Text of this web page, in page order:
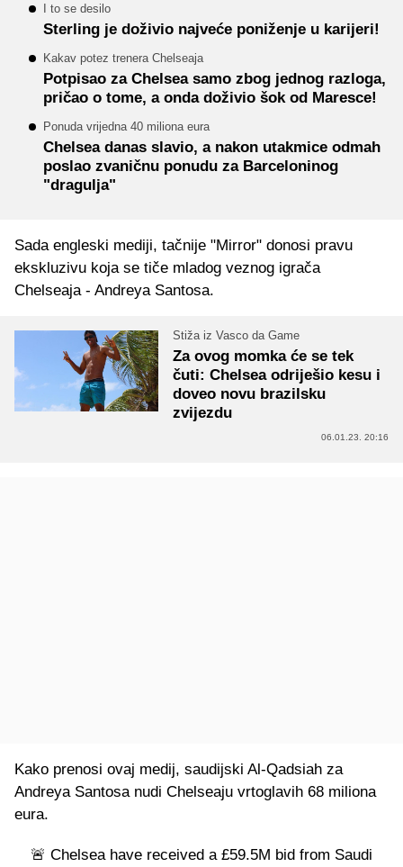
I to se desilo
Sterling je doživio najveće poniženje u karijeri!
Kakav potez trenera Chelseaja
Potpisao za Chelsea samo zbog jednog razloga,
pričao o tome, a onda doživio šok od Maresce!
Ponuda vrijedna 40 miliona eura
Chelsea danas slavio, a nakon utakmice odmah
poslao zvaničnu ponudu za Barceloninog
"dragulja"
Sada engleski mediji, tačnije "Mirror" donosi pravu
ekskluzivu koja se tiče mladog veznog igrača
Chelseaja - Andreya Santosa.
Stiža iz Vasco da Game
Za ovog momka će se tek
čuti: Chelsea odriješio kesu i
doveo novu brazilsku
zvijezdu
06.01.23. 20:16
Kako prenosi ovaj medij, saudijski Al-Qadsiah za
Andreya Santosa nudi Chelseaju vrtoglavih 68 miliona
eura.
🚨 Chelsea have received a £59.5M bid from Saudi